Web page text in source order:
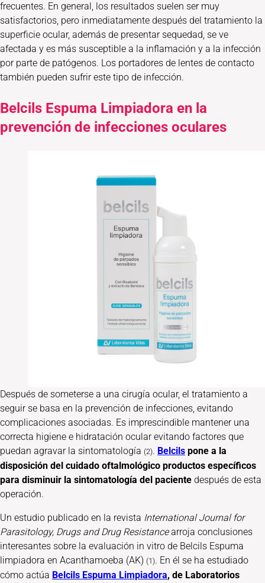
frecuentes. En general, los resultados suelen ser muy
satisfactorios, pero inmediatamente después del tratamiento la
superficie ocular, además de presentar sequedad, se ve
afectada y es más susceptible a la inflamación y a la infección
por parte de patógenos. Los portadores de lentes de contacto
también pueden sufrir este tipo de infección.
Belcils Espuma Limpiadora en la
prevención de infecciones oculares
Después de someterse a una cirugía ocular, el tratamiento a
seguir se basa en la prevención de infecciones, evitando
complicaciones asociadas. Es imprescindible mantener una
correcta higiene e hidratación ocular evitando factores que
puedan agravar la sintomatología (2). Belcils pone a la
disposición del cuidado oftalmológico productos específicos
para disminuir la sintomatología del paciente después de esta
operación.
Un estudio publicado en la revista International Journal for
Parasitology, Drugs and Drug Resistancearroja conclusiones
interesantes sobre la evaluación in vitro de Belcils Espuma
limpiadora en Acanthamoeba (AK) (1). En él se ha estudiado
cómo actúa Belcils Espuma Limpiadora, de Laboratorios